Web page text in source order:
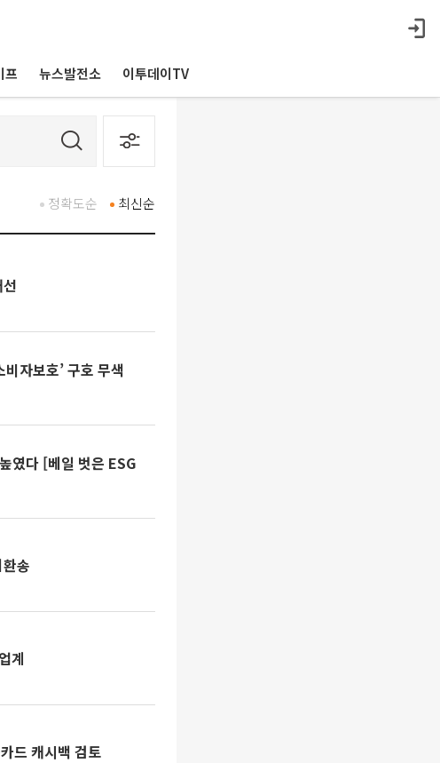
프 뉴스발전소 이투데이TV
최신순
정확도순
자보호’ 구호 무색
였다 [베일 벗은 ESG
송
계
드 캐시백 검토